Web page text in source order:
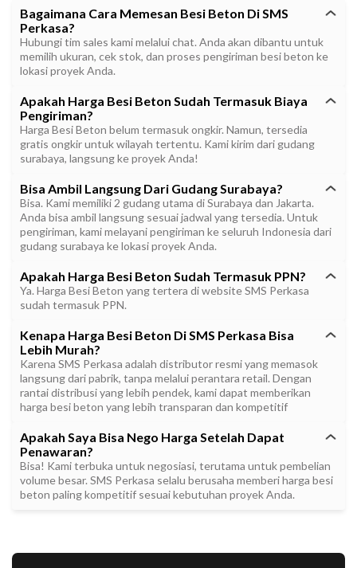
Bagaimana Cara Memesan Besi Beton Di SMS
Perkasa?
Hubungi tim sales kami melalui chat. Anda akan dibantu untuk
memilih ukuran, cek stok, dan proses pengiriman besi beton ke
lokasi proyek Anda.
Apakah Harga Besi Beton Sudah Termasuk Biaya
Pengiriman?
Harga Besi Beton belum termasuk ongkir. Namun, tersedia
gratis ongkir untuk wilayah tertentu. Kami kirim dari gudang
surabaya, langsung ke proyek Anda!
Bisa Ambil Langsung Dari Gudang Surabaya?
Bisa. Kami memiliki 2 gudang utama di Surabaya dan Jakarta.
Anda bisa ambil langsung sesuai jadwal yang tersedia. Untuk
pengiriman, kami melayani pengiriman ke seluruh Indonesia dari
gudang surabaya ke lokasi proyek Anda.
Apakah Harga Besi Beton Sudah Termasuk PPN?
Ya. Harga Besi Beton yang tertera di website SMS Perkasa
sudah termasuk PPN.
Kenapa Harga Besi Beton Di SMS Perkasa Bisa
Lebih Murah?
Karena SMS Perkasa adalah distributor resmi yang memasok
langsung dari pabrik, tanpa melalui perantara retail. Dengan
rantai distribusi yang lebih pendek, kami dapat memberikan
harga besi beton yang lebih transparan dan kompetitif
Apakah Saya Bisa Nego Harga Setelah Dapat
Penawaran?
Bisa! Kami terbuka untuk negosiasi, terutama untuk pembelian
volume besar. SMS Perkasa selalu berusaha memberi harga besi
beton paling kompetitif sesuai kebutuhan proyek Anda.